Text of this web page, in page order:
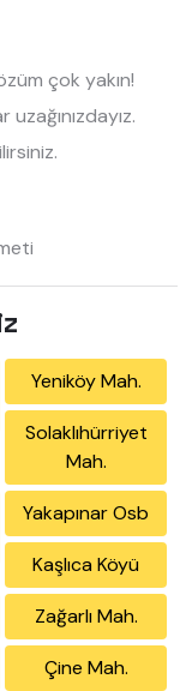
çok yakın!
Yeniköy Mah.
Solaklıhürriyet
Mah.
Yakapınar Osb
Kaşlıca Köyü
Zağarlı Mah.
Çine Mah.